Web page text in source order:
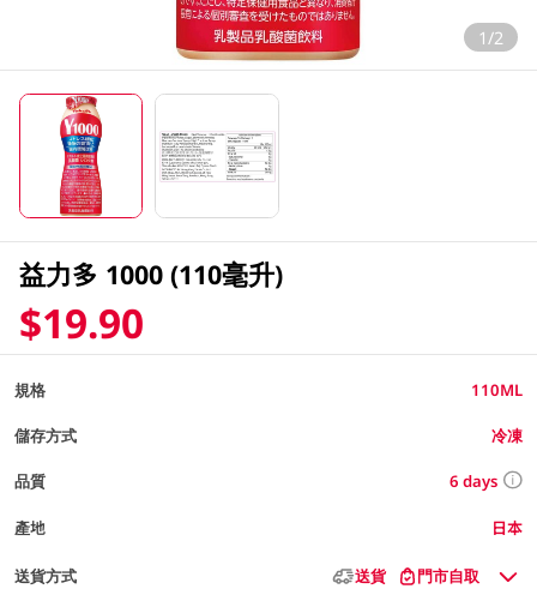
1/2
益力多 1000 (110毫升)
$19.90
規格 110ML
儲存方式 冷凍
品質 6 days
產地 日本
送貨方式 送貨 門市自取